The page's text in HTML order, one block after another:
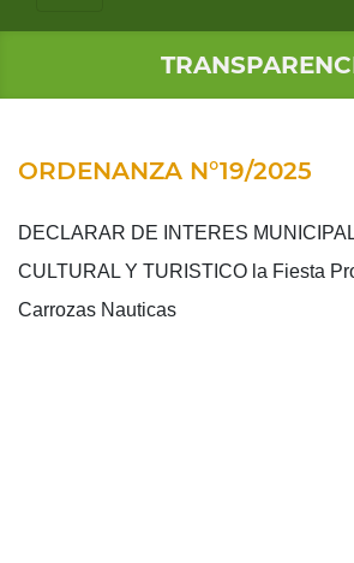
ORDENANZA N°19/2025
DECLARAR DE INTERES
CULTURAL Y TURISTICO la Fiesta
Carrozas Nauticas